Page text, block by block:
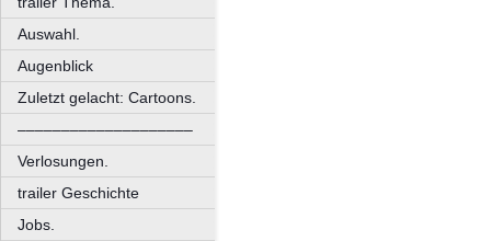
Auswahl.
Augenblick
Zuletzt gelacht: Cartoons.
––––––––––––––––––––
Verlosungen.
trailer Geschichte
Jobs.